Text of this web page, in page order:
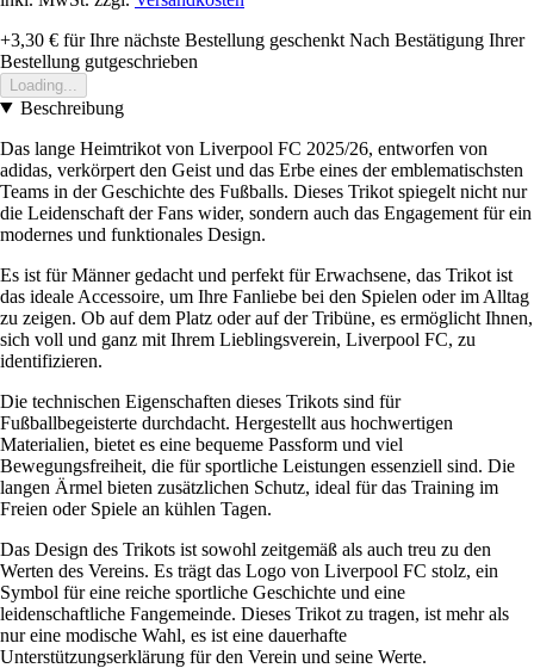
+3,30 € für Ihre nächste Bestellung geschenkt Nach Bestätigung Ihrer
Bestellung gutgeschrieben
Loading...
Beschreibung
Das lange Heimtrikot von Liverpool FC 2025/26, entworfen von
adidas, verkörpert den Geist und das Erbe eines der emblematischsten
Teams in der Geschichte des Fußballs. Dieses Trikot spiegelt nicht nur
die Leidenschaft der Fans wider, sondern auch das Engagement für ein
modernes und funktionales Design.
Es ist für Männer gedacht und perfekt für Erwachsene, das Trikot ist
das ideale Accessoire, um Ihre Fanliebe bei den Spielen oder im Alltag
zu zeigen. Ob auf dem Platz oder auf der Tribüne, es ermöglicht Ihnen,
sich voll und ganz mit Ihrem Lieblingsverein, Liverpool FC, zu
identifizieren.
Die technischen Eigenschaften dieses Trikots sind für
Fußballbegeisterte durchdacht. Hergestellt aus hochwertigen
Materialien, bietet es eine bequeme Passform und viel
Bewegungsfreiheit, die für sportliche Leistungen essenziell sind. Die
langen Ärmel bieten zusätzlichen Schutz, ideal für das Training im
Freien oder Spiele an kühlen Tagen.
Das Design des Trikots ist sowohl zeitgemäß als auch treu zu den
Werten des Vereins. Es trägt das Logo von Liverpool FC stolz, ein
Symbol für eine reiche sportliche Geschichte und eine
leidenschaftliche Fangemeinde. Dieses Trikot zu tragen, ist mehr als
nur eine modische Wahl, es ist eine dauerhafte
Unterstützungserklärung für den Verein und seine Werte.